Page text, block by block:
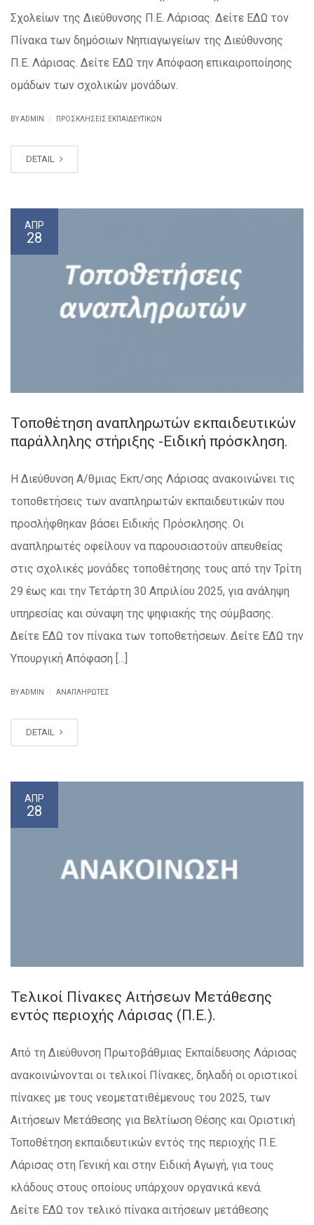
Σχολείων της Διεύθυνσης Π.Ε. Λάρισας. Δείτε ΕΔΩ τον
Πίνακα των δημόσιων Νηπιαγωγείων της Διεύθυνσης
Π.Ε. Λάρισας. Δείτε ΕΔΩ την Απόφαση επικαιροποίησης
ομάδων των σχολικών μονάδων.
BY ADMIN ΠΡΟΣΚΛΗΣΕΙΣ ΕΚΠΑΙΔΕΥΤΙΚΏΝ
DETAIL
ΑΠΡ
28
Τοποθέτηση αναπληρωτών εκπαιδευτικών
παράλληλης στήριξης -Ειδική πρόσκληση.
Η Διεύθυνση Α/θμιας Εκπ/σης Λάρισας ανακοινώνει τις
τοποθετήσεις των αναπληρωτών εκπαιδευτικών που
προσλήφθηκαν βάσει Ειδικής Πρόσκλησης. Οι
αναπληρωτές οφείλουν να παρουσιαστούν απευθείας
στις σχολικές μονάδες τοποθέτησης τους από την Τρίτη
29 έως και την Τετάρτη 30 Απριλίου 2025, για ανάληψη
υπηρεσίας και σύναψη της ψηφιακής της σύμβασης.
Δείτε ΕΔΩ τον πίνακα των τοποθετήσεων. Δείτε ΕΔΩ την
Υπουργική Απόφαση [...]
BY ADMIN ΑΝΑΠΛΗΡΩΤΈΣ
DETAIL
ΑΠΡ
28
Τελικοί Πίνακες Αιτήσεων Μετάθεσης
εντός περιοχής Λάρισας (Π.Ε.).
Από τη Διεύθυνση Πρωτοβάθμιας Εκπαίδευσης Λάρισας
ανακοινώνονται οι τελικοί Πίνακες, δηλαδή οι οριστικοί
πίνακες με τους νεομετατιθέμενους του 2025, των
Αιτήσεων Μετάθεσης για Βελτίωση Θέσης και Οριστική
Τοποθέτηση εκπαιδευτικών εντός της περιοχής Π.Ε.
Λάρισας στη Γενική και στην Ειδική Αγωγή, για τους
κλάδους στους οποίους υπάρχουν οργανικά κενά.
Δείτε ΕΔΩ τον τελικό πίνακα αιτήσεων μετάθεσης